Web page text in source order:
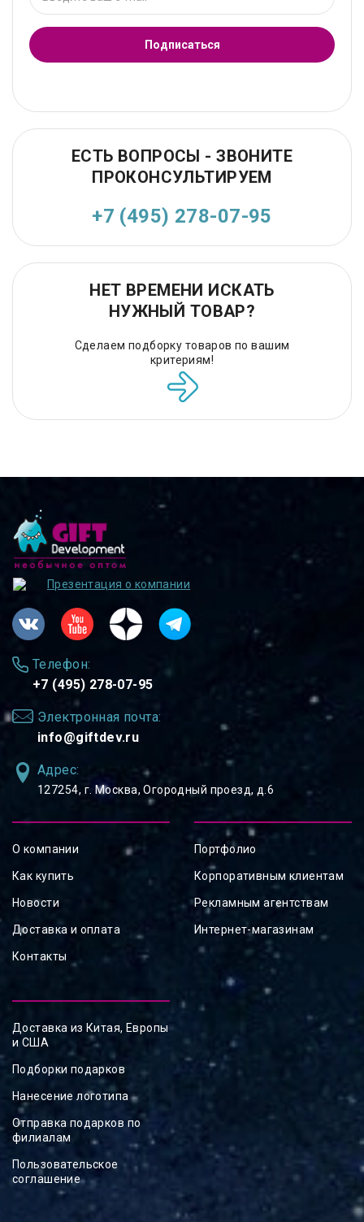
Подписаться
ЕСТЬ ВОПРОСЫ - ЗВОНИТЕ
ПРОКОНСУЛЬТИРУЕМ
+7 (495) 278-07-95
НЕТ ВРЕМЕНИ ИСКАТЬ
НУЖНЫЙ ТОВАР?
Сделаем подборку товаров по вашим
критериям!
Презентация о компании
Телефон:
+7 (495) 278-07-95
Электронная почта:
info@giftdev.ru
Адрес:
127254, ⁠г. Москва, Огородный проезд, д.6
О компании
Как купить
Новости
Доставка и оплата
Контакты
Портфолио
Корпоративным клиентам
Рекламным агентствам
Интернет-магазинам
Доставка из Китая, Европы
и США
Подборки подарков
Нанесение логотипа
Отправка подарков по
филиалам
Пользовательское
соглашение